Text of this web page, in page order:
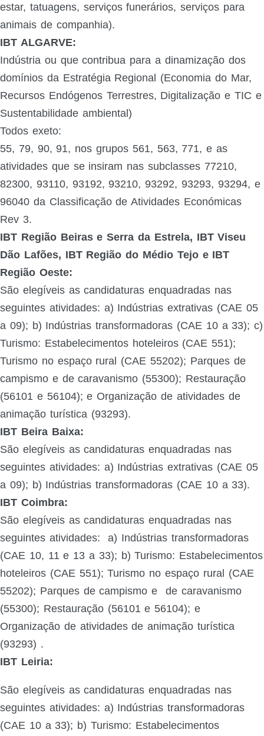
estar, tatuagens, serviços funerários, serviços para
animais de companhia).
IBT ALGARVE:
Indústria ou que contribua para a dinamização dos
domínios da Estratégia Regional (Economia do Mar,
Recursos Endógenos Terrestres, Digitalização e TIC e
Sustentabilidade ambiental)
Todos exeto:
55, 79, 90, 91, nos grupos 561, 563, 771, e as
atividades que se insiram nas subclasses 77210,
82300, 93110, 93192, 93210, 93292, 93293, 93294, e
96040 da Classificação de Atividades Económicas
Rev 3.
IBT Região Beiras e Serra da Estrela, IBT Viseu
Dão Lafões, IBT Região do Médio Tejo e IBT
Região Oeste:
São elegíveis as candidaturas enquadradas nas
seguintes atividades: a) Indústrias extrativas (CAE 05
a 09); b) Indústrias transformadoras (CAE 10 a 33); c)
Turismo: Estabelecimentos hoteleiros (CAE 551);
Turismo no espaço rural (CAE 55202); Parques de
campismo e de caravanismo (55300); Restauração
(56101 e 56104); e Organização de atividades de
animação turística (93293).
IBT Beira Baixa:
São elegíveis as candidaturas enquadradas nas
seguintes atividades: a) Indústrias extrativas (CAE 05
a 09); b) Indústrias transformadoras (CAE 10 a 33).
IBT Coimbra:
São elegíveis as candidaturas enquadradas nas
seguintes atividades:
a) Indústrias transformadoras
(CAE 10, 11 e 13 a 33); b) Turismo: Estabelecimentos
hoteleiros (CAE 551); Turismo no espaço rural (CAE
55202); Parques de campismo e de caravanismo
(55300); Restauração (56101 e 56104); e
Organização de atividades de animação turística
(93293) .
IBT Leiria:
São elegíveis as candidaturas enquadradas nas
seguintes atividades: a) Indústrias transformadoras
(CAE 10 a 33); b) Turismo: Estabelecimentos